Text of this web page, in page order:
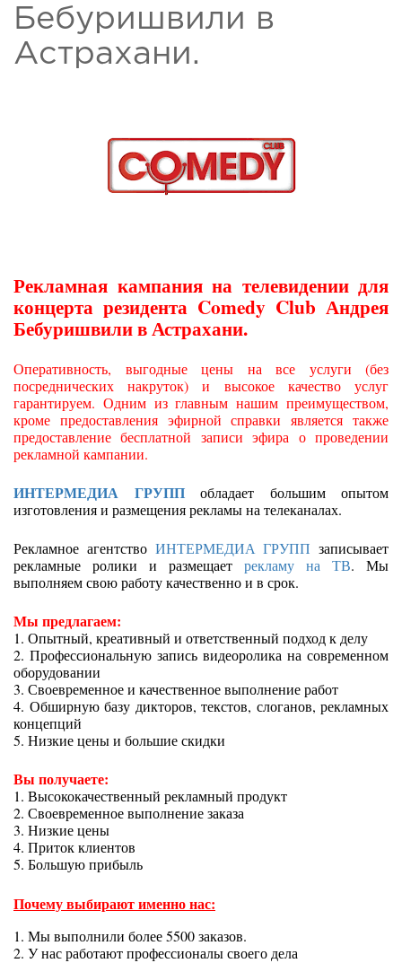
Бебуришвили в
Астрахани.
Рекламная кампания на телевидении для
концерта резидента Comedy Club Андрея
Бебуришвили в Астрахани.
Оперативность, выгодные цены на все услуги (без
посреднических накруток) и высокое качество услуг
гарантируем. Одним из главным нашим преимуществом,
кроме предоставления эфирной справки является также
предоставление бесплатной записи эфира о проведении
рекламной кампании.
ИНТЕРМЕДИА ГРУППобладает большим опытом
изготовления и размещения рекламы на телеканалах.
Рекламное агентство ИНТЕРМЕДИА ГРУПП записывает
рекламные ролики и размещаетрекламу на ТВ. Мы
выполняем свою работу качественно и в срок.
Мы предлагаем:
1. Опытный, креативный и ответственный подход к делу
2. Профессиональную запись видеоролика на современном
оборудовании
3. Своевременное и качественное выполнение работ
4. Обширную базу дикторов, текстов, слоганов, рекламных
концепций
5. Низкие цены и большие скидки
Вы получаете:
1. Высококачественный рекламный продукт
2. Своевременное выполнение заказа
3. Низкие цены
4. Приток клиентов
5. Большую прибыль
Почему выбирают именно нас:
1. Мы выполнили более 5500 заказов.
2. У нас работают профессионалы своего дела